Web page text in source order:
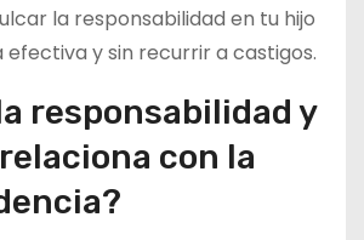
la responsabilidad en tu hijo
efectiva y sin recurrir a castigos.
responsabilidad y
con la